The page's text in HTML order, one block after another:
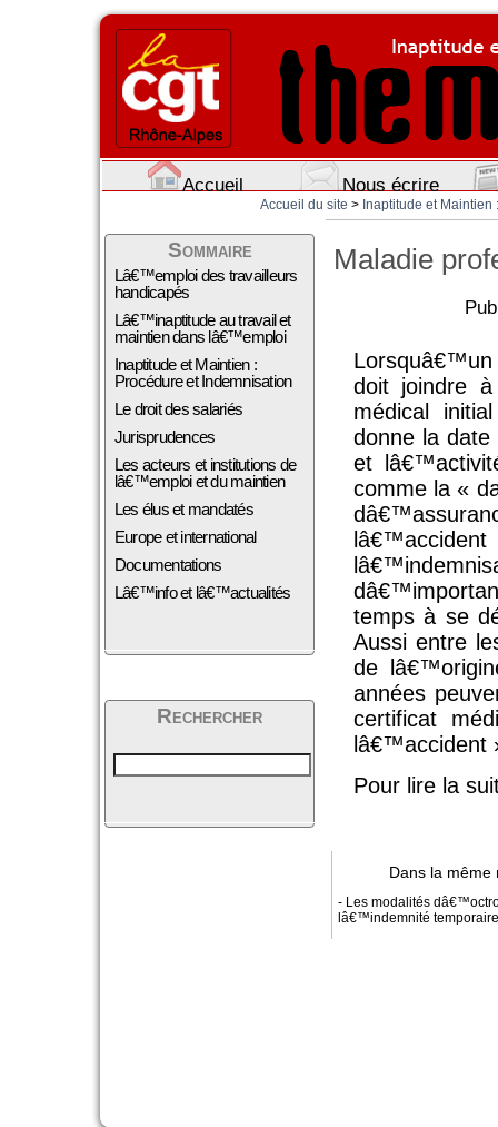
Accueil Nous écrire
Accueil du site > Inaptitude et Maintien
Sommaire
Lâ€™emploi des travailleurs
handicapés
Lâ€™inaptitude au travail et
maintien dans lâ€™emploi
Inaptitude et Maintien :
Procédure et Indemnisation
Le droit des salariés
Jurisprudences
Les acteurs et institutions de
lâ€™emploi et du maintien
Les élus et mandatés
Europe et international
Documentations
Lâ€™info et lâ€™actualités
Rechercher
Maladie
Lorsquâ€™un
doit joindre
médical
donne la
et
comme la «
temps à se
Aussi entre
de
années
certificat
lâ€™accident
Pour lire la
Dans la même
- Les modalités
lâ€™indemnité